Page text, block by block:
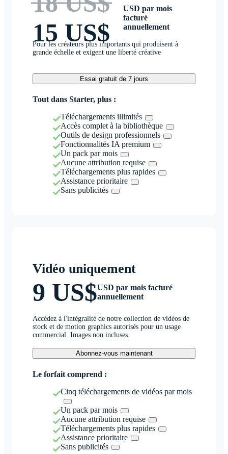
15 US$
USD par mois
facturé
annuellement
Pour les créateurs plus importants qui produisent à
grande échelle et exigent une liberté créative
Essai gratuit de 7 jours
Tout dans Starter, plus :
Téléchargements illimités
Accès complet à la bibliothèque
Outils de design professionnels
Fonctionnalités IA premium
Un pack par mois
Aucune attribution requise
Téléchargements plus rapides
Assistance prioritaire
Sans publicités
Vidéo uniquement
9 US$USD par mois facturé
annuellement
Accédez à l'intégralité de notre collection de vidéos de
stock et de motion graphics autorisés pour un usage
commercial. Images non incluses.
Abonnez-vous maintenant
Le forfait comprend :
Cinq téléchargements de vidéos par mois
Un pack par mois
Aucune attribution requise
Téléchargements plus rapides
Assistance prioritaire
Sans publicités